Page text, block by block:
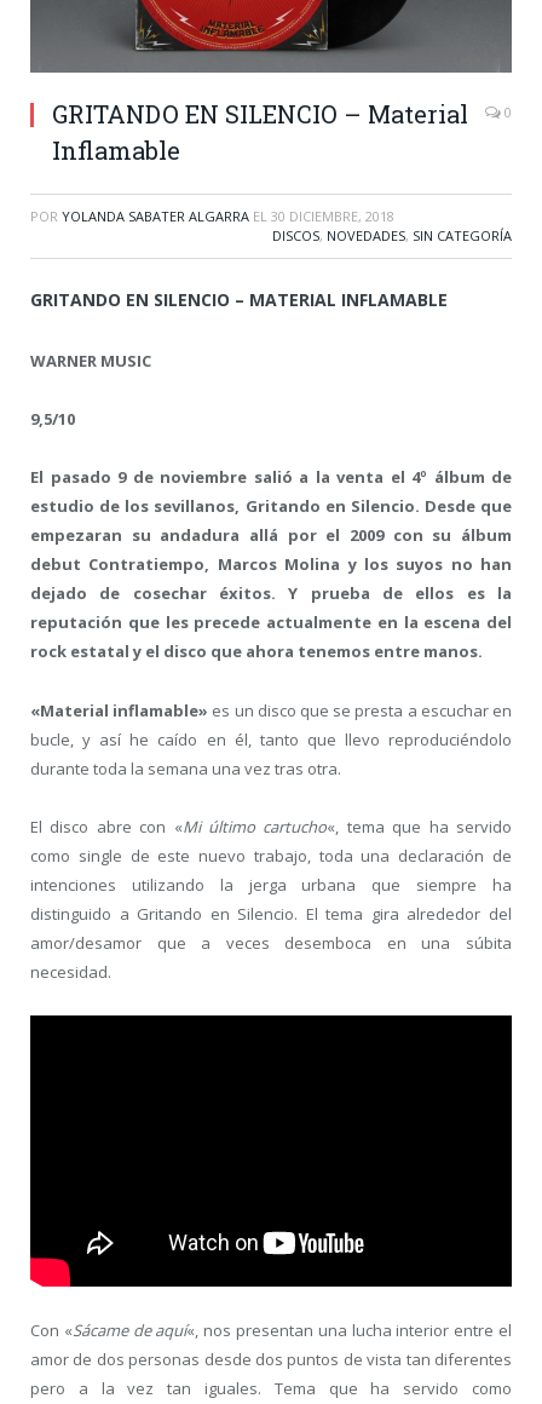
GRITANDO EN SILENCIO – Material
Inflamable
0
POR YOLANDA SABATER ALGARRA EL 30 DICIEMBRE, 2018
DISCOS, NOVEDADES, SIN CATEGORÍA
GRITANDO EN SILENCIO – MATERIAL INFLAMABLE
WARNER MUSIC
9,5/10
El pasado 9 de noviembre salió a la venta el 4º álbum de
estudio de los sevillanos, Gritando en Silencio. Desde que
empezaran su andadura allá por el 2009 con su álbum
debut Contratiempo, Marcos Molina y los suyos no han
dejado de cosechar éxitos. Y prueba de ellos es la
reputación que les precede actualmente en la escena del
rock estatal y el disco que ahora tenemos entre manos.
«Material inflamable» es un disco que se presta a escuchar en
bucle, y así he caído en él, tanto que llevo reproduciéndolo
durante toda la semana una vez tras otra.
El disco abre con «Mi último cartucho«, tema que ha servido
como single de este nuevo trabajo, toda una declaración de
intenciones utilizando la jerga urbana que siempre ha
distinguido a Gritando en Silencio. El tema gira alrededor del
amor/desamor que a veces desemboca en una súbita
necesidad.
Con «Sácame de aquí«, nos presentan una lucha interior entre el
amor de dos personas desde dos puntos de vista tan diferentes
pero a la vez tan iguales. Tema que ha servido como